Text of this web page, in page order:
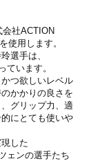
社ACTION
使用します。
選手は、
ています。
つ欲しいレベル
かかりの良さを
グリップ力、適
にとても使いや
した
ェンの選手たち